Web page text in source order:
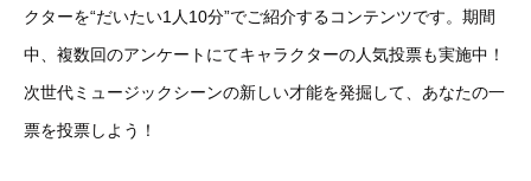
クターを“だいたい1人10分”でご紹介するコンテンツです。期間
中、複数回のアンケートにてキャラクターの人気投票も実施中！
次世代ミュージックシーンの新しい才能を発掘して、あなたの一
票を投票しよう！